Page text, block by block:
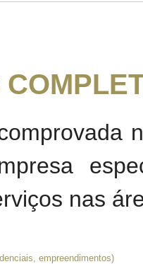
nas
empreendimentos)